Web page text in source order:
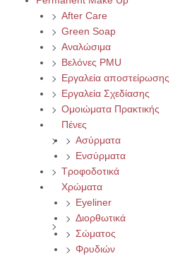
After Care
Green Soap
Αναλώσιμα
Βελόνες PMU
Εργαλεία αποστείρωσης
Εργαλεία Σχεδίασης
Ομοιώματα Πρακτικής
Πένες
Ασύρματα
Ενσύρματα
Τροφοδοτικά
Χρώματα
Eyeliner
Διορθωτικά
Σώματος
Φρυδιών